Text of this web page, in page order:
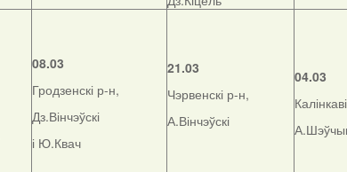
08.03
Гродзенскі р-н,
Дз.Вінчэўскі
і Ю.Квач
21.03
Чэрвенскі р-н,
А.Вінчэўскі
04.03